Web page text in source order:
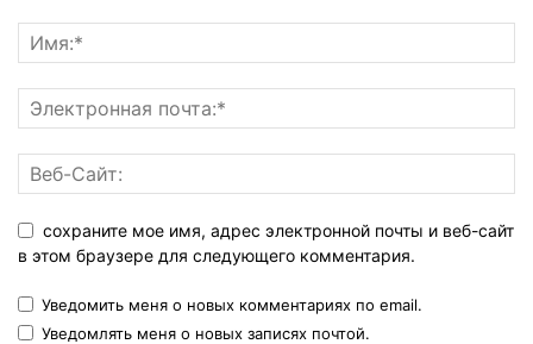
сохраните мое имя, адрес электронной почты и веб-сайт
в этом браузере для следующего комментария.
Уведомить меня о новых комментариях по email.
Уведомлять меня о новых записях почтой.